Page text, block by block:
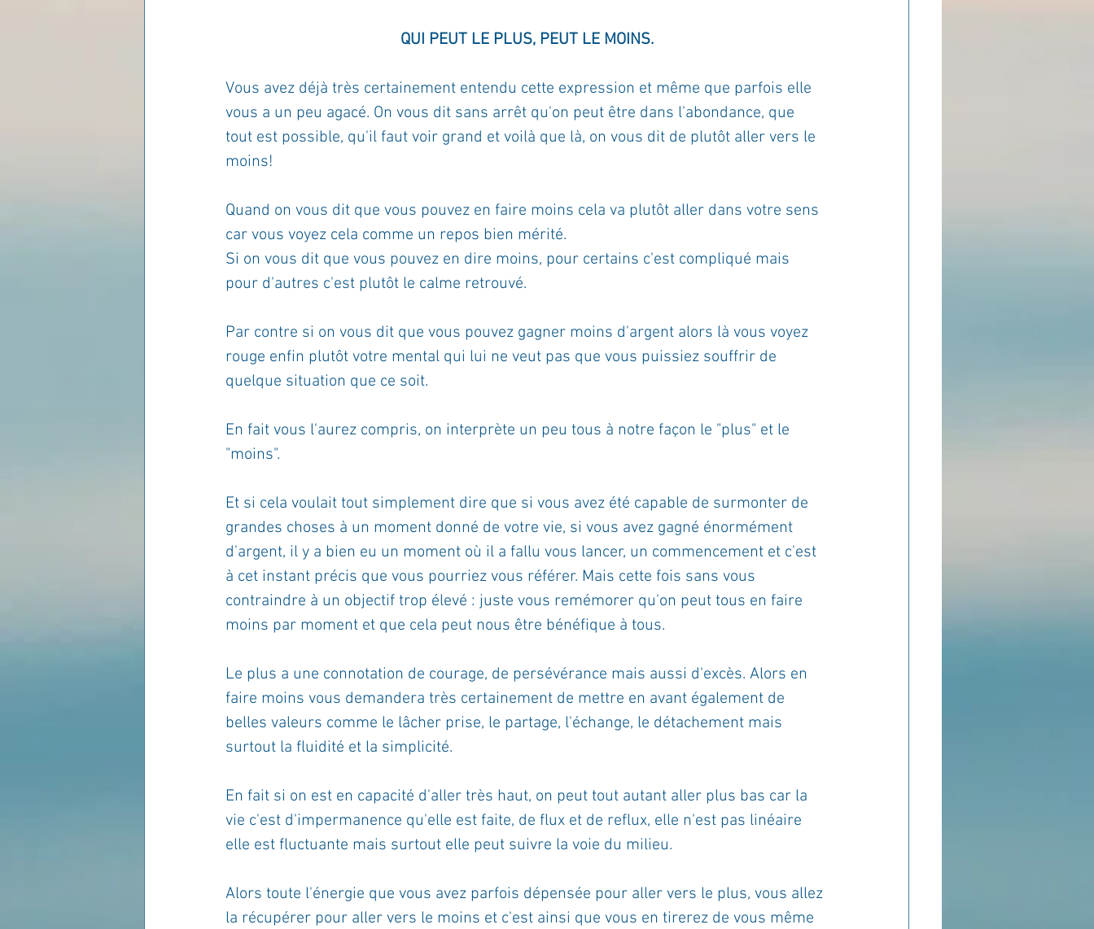
QUI PEUT LE PLUS, PEUT LE MOINS.
Vous avez déjà très certainement entendu cette expression et même que parfois elle
vous a un peu agacé. On vous dit sans arrêt qu'on peut être dans l'abondance, que
tout est possible, qu'il faut voir grand et voilà que là, on vous dit de plutôt aller vers le
moins!
Quand on vous dit que vous pouvez en faire moins cela va plutôt aller dans votre sens
car vous voyez cela comme un repos bien mérité.
Si on vous dit que vous pouvez en dire moins, pour certains c'est compliqué mais
pour d'autres c'est plutôt le calme retrouvé.
Par contre si on vous dit que vous pouvez gagner moins d'argent alors là vous voyez
rouge enfin plutôt votre mental qui lui ne veut pas que vous puissiez souffrir de
quelque situation que ce soit.
En fait vous l'aurez compris, on interprète un peu tous à notre façon le "plus" et le
"moins".
Et si cela voulait tout simplement dire que si vous avez été capable de surmonter de
grandes choses à un moment donné de votre vie, si vous avez gagné énormément
d'argent, il y a bien eu un moment où il a fallu vous lancer, un commencement et c'est
à cet instant précis que vous pourriez vous référer. Mais cette fois sans vous
contraindre à un objectif trop élevé : juste vous remémorer qu'on peut tous en faire
moins par moment et que cela peut nous être bénéfique à tous.
Le plus a une connotation de courage, de persévérance mais aussi d'excès. Alors en
faire moins vous demandera très certainement de mettre en avant également de
belles valeurs comme le lâcher prise, le partage, l'échange, le détachement mais
surtout la fluidité et la simplicité.
En fait si on est en capacité d'aller très haut, on peut tout autant aller plus bas car la
vie c'est d'impermanence qu'elle est faite, de flux et de reflux, elle n'est pas linéaire
elle est fluctuante mais surtout elle peut suivre la voie du milieu.
Alors toute l'énergie que vous avez parfois dépensée pour aller vers le plus, vous allez
la récupérer pour aller vers le moins et c'est ainsi que vous en tirerez de vous même